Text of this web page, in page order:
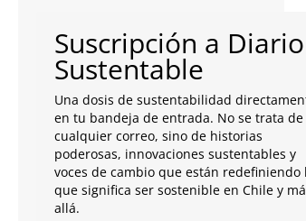
Suscripción a Diario
Sustentable
Una dosis de sustentabilidad
en tu bandeja de entrada. No se trata de
cualquier correo, sino de historias
poderosas, innovaciones sustentables y
voces de cambio que están redefiniendo
que significa ser sostenible en Chile y
allá.